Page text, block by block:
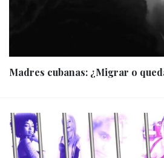
Madres cubanas: ¿Migrar o